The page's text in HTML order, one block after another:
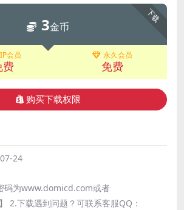
下载
3金币
会员
费
永久会员
免费
购买下载权限
24
码为www.domicd.com或者
2.下载遇到问题？可联系客服QQ：